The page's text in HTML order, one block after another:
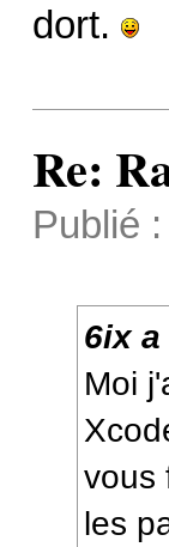
dort.
Re:
Publié :
6ix
Moi
vous
les